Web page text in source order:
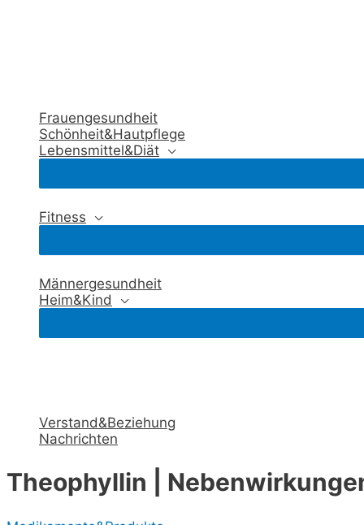
Frauengesundheit
Schönheit&Hautpflege
Lebensmittel&Diät
Fitness
Männergesundheit
Heim&Kind
Verstand&Beziehung
Nachrichten
Theophyllin |